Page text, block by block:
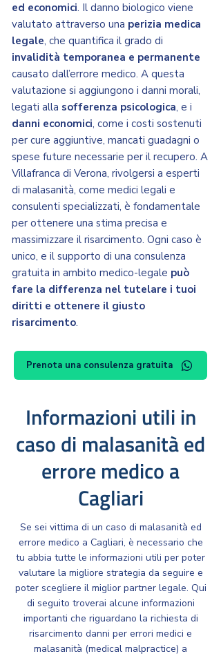
ed economici. Il danno biologico viene
valutato attraverso una perizia medica
legale, che quantifica il grado di
invalidità temporanea e permanente
causato dall’errore medico. A questa
valutazione si aggiungono i danni morali,
legati alla sofferenza psicologica, e i
danni economici, come i costi sostenuti
per cure aggiuntive, mancati guadagni o
spese future necessarie per il recupero. A
Villafranca di Verona, rivolgersi a esperti
di malasanità, come medici legali e
consulenti specializzati, è fondamentale
per ottenere una stima precisa e
massimizzare il risarcimento. Ogni caso è
unico, e il supporto di una consulenza
gratuita in ambito medico-legale può
fare la differenza nel tutelare i tuoi
diritti e ottenere il giusto
risarcimento.
Prenota una consulenza gratuita
Informazioni utili in
caso di malasanità ed
errore medico a
Cagliari
Se sei vittima di un caso di malasanità ed
errore medico a Cagliari, è necessario che
tu abbia tutte le informazioni utili per poter
valutare la migliore strategia da seguire e
poter scegliere il miglior partner legale. Qui
di seguito troverai alcune informazioni
importanti che riguardano la richiesta di
risarcimento danni per errori medici e
malasanità (medical malpractice) a